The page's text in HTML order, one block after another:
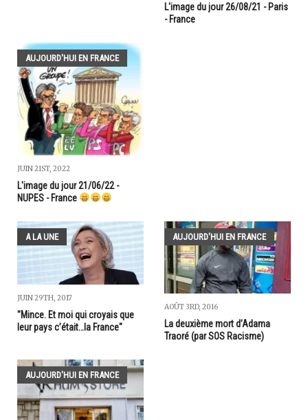
L'image du jour 26/08/21 - Paris
- France
AUJOURD'HUI EN FRANCE
JUIN 21ST, 2022
L'image du jour 21/06/22 -
NUPES - France
A LA UNE
JUIN 29TH, 2017
"Mince. Et moi qui croyais que
leur pays c’était…la France"
AUJOURD'HUI EN FRANCE
AOÛT 3RD, 2016
La deuxième mort d’Adama
Traoré (par SOS Racisme)
AUJOURD'HUI EN FRANCE